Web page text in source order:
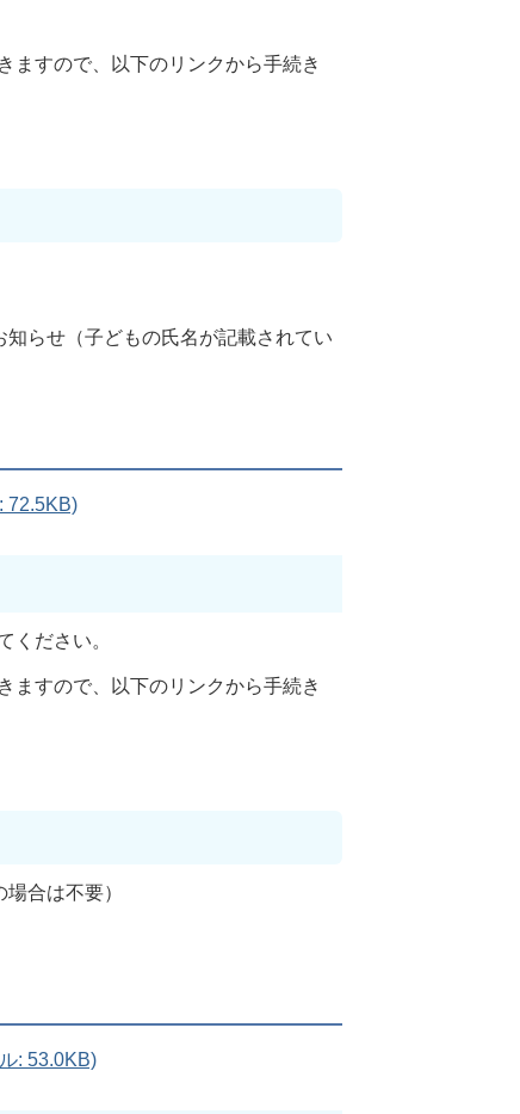
ますので、以下のリンクから手続き
らせ（子どもの氏名が記載されてい
72.5KB)
ください。
ますので、以下のリンクから手続き
合は不要）
: 53.0KB)